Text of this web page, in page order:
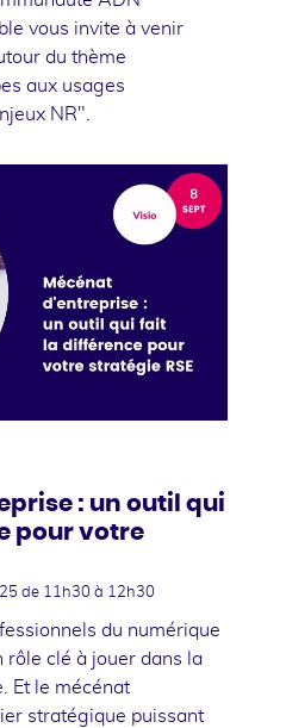
vous invite à venir
du thème
aux usages
NR".
: un outil qui
pour votre
de 11h30 à 12h30
du numérique
rôle clé à jouer dans la
Et le mécénat
stratégique puissant